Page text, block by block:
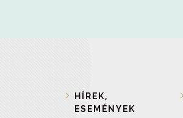
HÍREK,
ESEMÉNYEK